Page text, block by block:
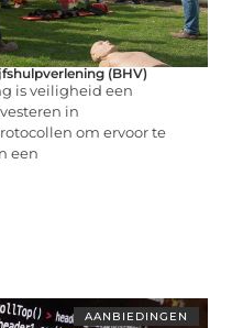
(BHV)
is veiligheid een
in
om ervoor te
een
AANBIEDINGEN